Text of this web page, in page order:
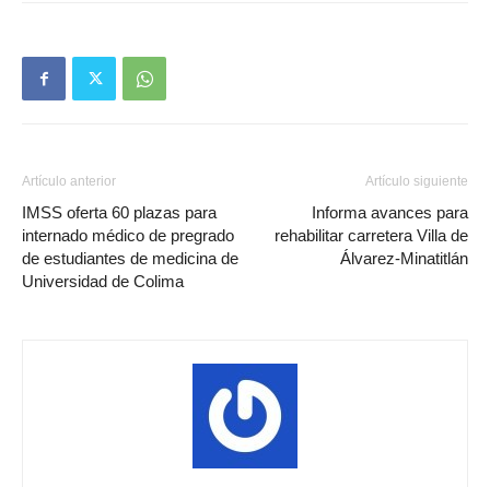
Artículo anterior
IMSS oferta 60 plazas para
internado médico de pregrado
de estudiantes de medicina de
Universidad de Colima
Artículo siguiente
Informa avances para
rehabilitar carretera Villa de
Álvarez-Minatitlán